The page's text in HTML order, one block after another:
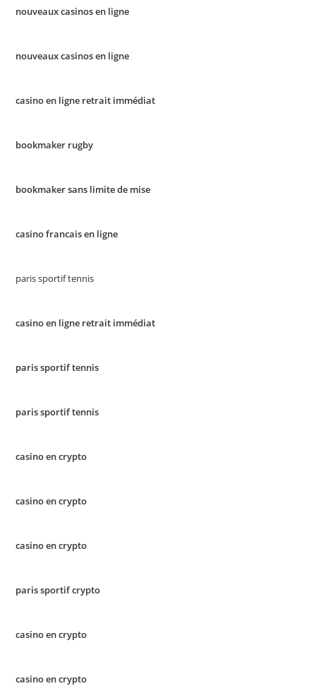
nouveaux casinos en ligne
nouveaux casinos en ligne
casino en ligne retrait immédiat
bookmaker rugby
bookmaker sans limite de mise
casino francais en ligne
paris sportif tennis
casino en ligne retrait immédiat
paris sportif tennis
paris sportif tennis
casino en crypto
casino en crypto
casino en crypto
paris sportif crypto
casino en crypto
casino en crypto